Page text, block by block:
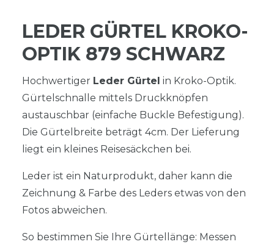
LEDER GÜRTEL KROKO-
OPTIK 879 SCHWARZ
Hochwertiger Leder Gürtel in Kroko-Optik.
Gürtelschnalle mittels Druckknöpfen
austauschbar (einfache Buckle Befestigung).
Die Gürtelbreite beträgt 4cm. Der Lieferung
liegt ein kleines Reisesäckchen bei.
Leder ist ein Naturprodukt, daher kann die
Zeichnung & Farbe des Leders etwas von den
Fotos abweichen.
So bestimmen Sie Ihre Gürtellänge: Messen